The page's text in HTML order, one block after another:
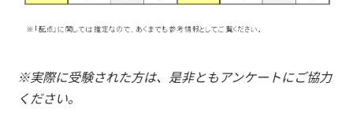
※実際に受験された方は、是非ともアンケートにご協力
ください。